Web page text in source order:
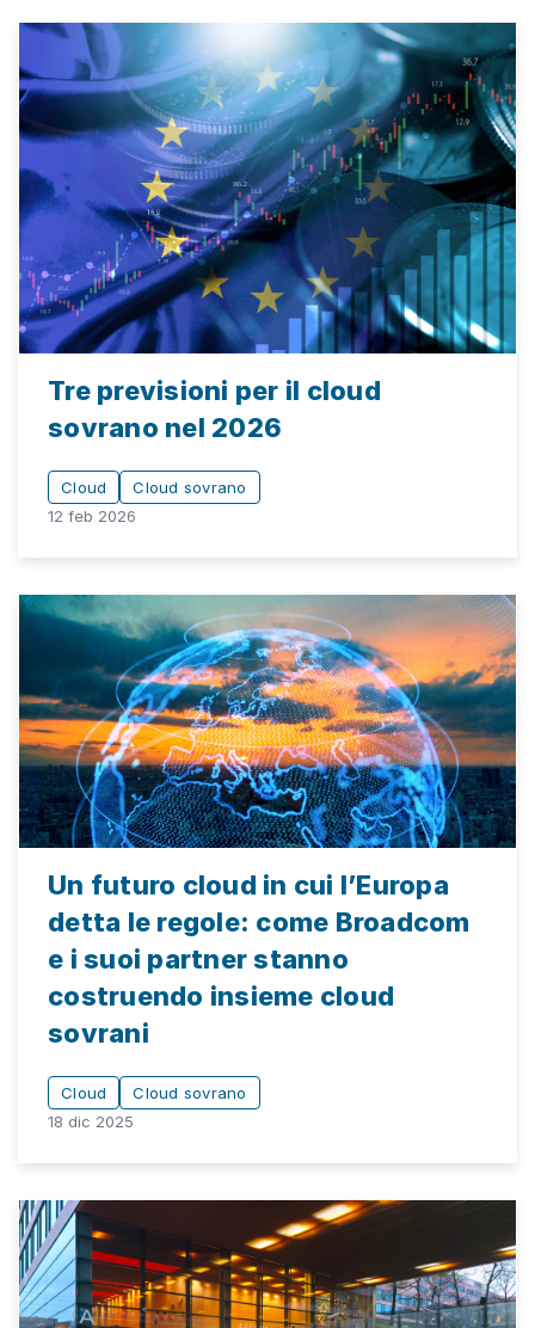
Tre previsioni per il cloud
sovrano nel 2026
Cloud
Cloud sovrano
12 feb 2026
Un futuro cloud in cui l’Europa
detta le regole: come Broadcom
e i suoi partner stanno
costruendo insieme cloud
sovrani
Cloud
Cloud sovrano
18 dic 2025